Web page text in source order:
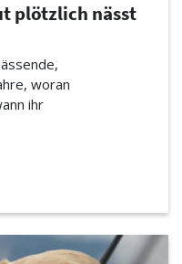
plötzlich nässt
woran
ihr